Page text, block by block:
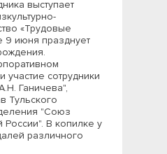
выступает
«Трудовые
9 июня празднует
участие сотрудники
Ганичева",
Тульского
"Союз
России". В копилке у
различного